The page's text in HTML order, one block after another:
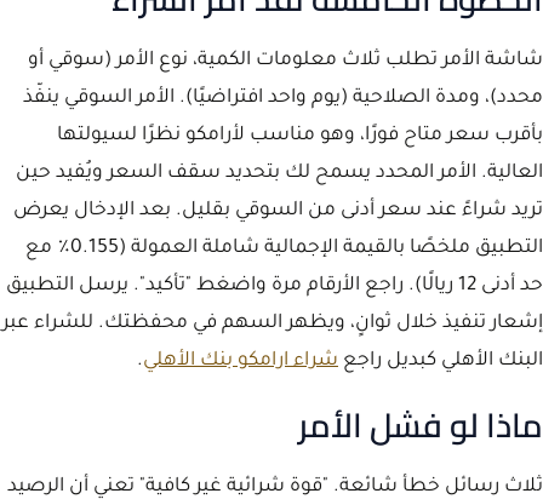
شاشة الأمر تطلب ثلاث معلومات الكمية، نوع الأمر (سوقي أو
محدد)، ومدة الصلاحية (يوم واحد افتراضيًا). الأمر السوقي ينفّذ
بأقرب سعر متاح فورًا، وهو مناسب لأرامكو نظرًا لسيولتها
العالية. الأمر المحدد يسمح لك بتحديد سقف السعر ويُفيد حين
تريد شراءً عند سعر أدنى من السوقي بقليل. بعد الإدخال يعرض
التطبيق ملخصًا بالقيمة الإجمالية شاملة العمولة (0.155٪ مع
حد أدنى 12 ريالًا). راجع الأرقام مرة واضغط "تأكيد". يرسل التطبيق
إشعار تنفيذ خلال ثوانٍ، ويظهر السهم في محفظتك. للشراء عبر
البنك الأهلي كبديل راجع شراء ارامكو بنك الأهلي.
ماذا لو فشل الأمر
ثلاث رسائل خطأ شائعة. "قوة شرائية غير كافية" تعني أن الرصيد